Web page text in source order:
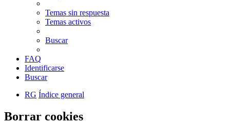
Temas sin respuesta
Temas activos
Buscar
FAQ
Identificarse
Buscar
RG Índice general
Borrar cookies